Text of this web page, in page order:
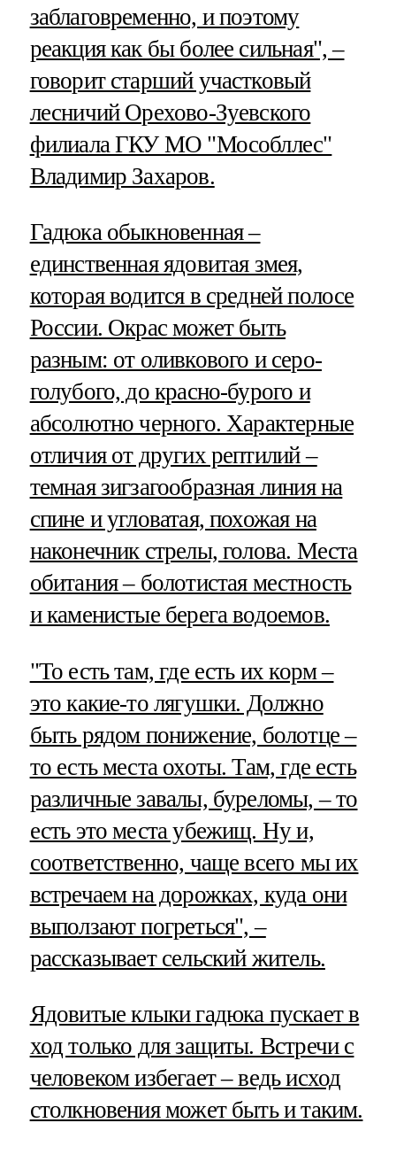
заблаговременно, и поэтому
реакция как бы более сильная", –
говорит старший участковый
лесничий Орехово-Зуевского
филиала ГКУ МО "Мособллес"
Владимир Захаров.
Гадюка обыкновенная –
единственная ядовитая змея,
которая водится в средней полосе
России. Окрас может быть
разным: от оливкового и серо-
голубого, до красно-бурого и
абсолютно черного. Характерные
отличия от других рептилий –
темная зигзагообразная линия на
спине и угловатая, похожая на
наконечник стрелы, голова. Места
обитания – болотистая местность
и каменистые берега водоемов.
"То есть там, где есть их корм –
это какие-то лягушки. Должно
быть рядом понижение, болотце –
то есть места охоты. Там, где есть
различные завалы, буреломы, – то
есть это места убежищ. Ну и,
соответственно, чаще всего мы их
встречаем на дорожках, куда они
выползают погреться", –
рассказывает сельский житель.
Ядовитые клыки гадюка пускает в
ход только для защиты. Встречи с
человеком избегает – ведь исход
столкновения может быть и таким.